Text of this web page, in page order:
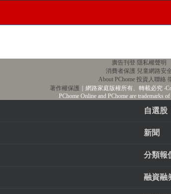
廣告刊登 隱私權聲明
消費者保護 兒童網路安
About PChome 投資人聯絡
著作權保護 ｜網路家庭版權所有、轉載必究
PChome Online and PChome are trademarks
自選股
新聞
分類報
融資融